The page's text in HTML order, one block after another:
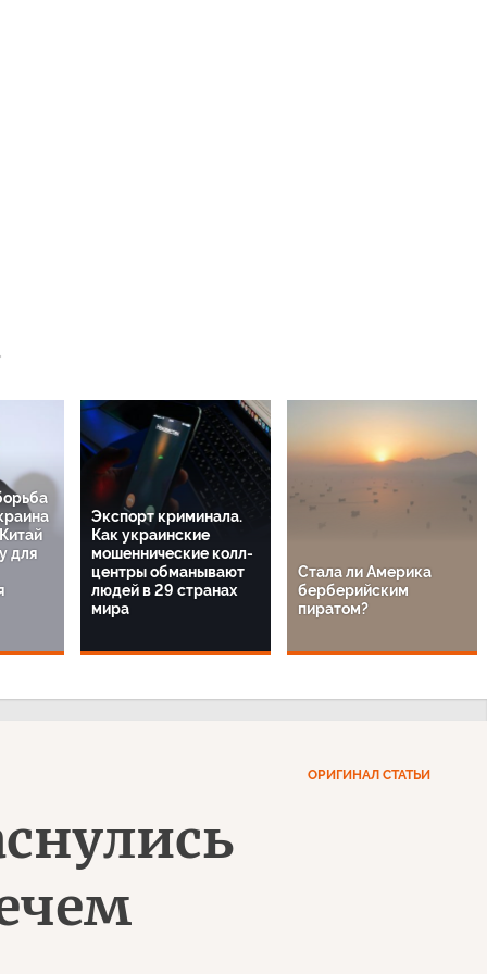
для
Экспорт криминала.
Как украинские
мошеннические колл-
центры обманывают
людей в 29 странах
мира
Стала ли Америка
берберийским
пиратом?
ОРИГИНАЛ СТАТЬИ